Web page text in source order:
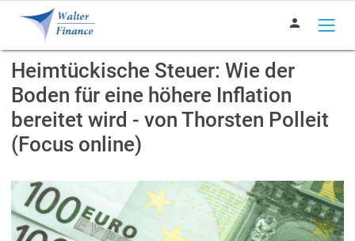
person
Heimtückische Steuer: Wie der
Boden für eine höhere Inflation
bereitet wird - von Thorsten Polleit
(Focus online)